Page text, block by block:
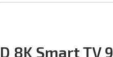
8K Smart TV 9